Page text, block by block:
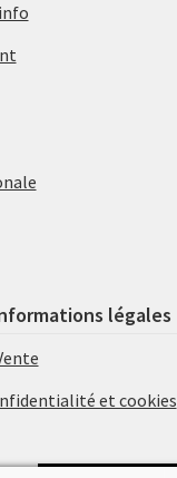
légales
et cookies